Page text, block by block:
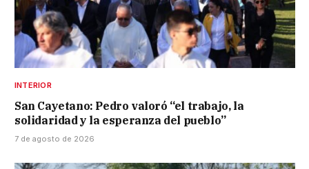
INTERIOR
San Cayetano: Pedro valoró “el trabajo, la
solidaridad y la esperanza del pueblo”
7 de agosto de 2026